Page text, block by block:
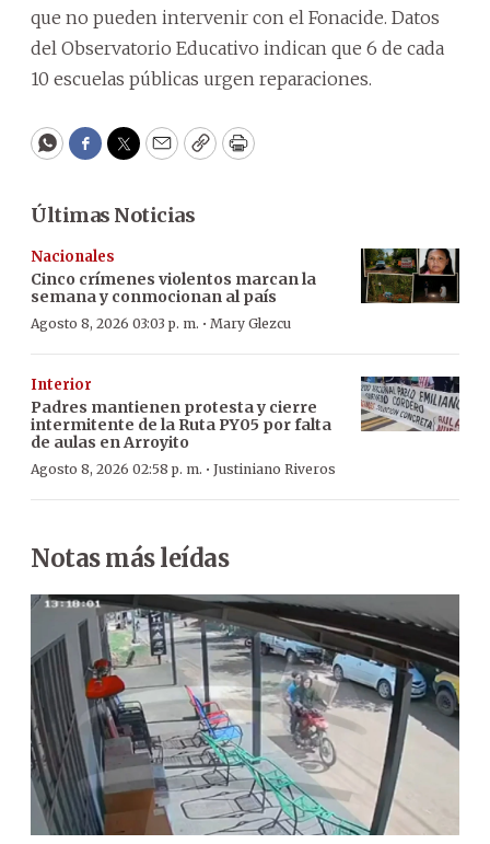
que no pueden intervenir con el Fonacide. Datos
del Observatorio Educativo indican que 6 de cada
10 escuelas públicas urgen reparaciones.
WhatsApp
Facebook
Twitter
EmailCopyPrint
Últimas Noticias
Nacionales
Cinco crímenes violentos marcan la
semana y conmocionan al país
Agosto 8, 2026 03:03 p. m. · Mary Glezcu
Interior
Padres mantienen protesta y cierre
intermitente de la Ruta PY05 por falta
de aulas en Arroyito
Agosto 8, 2026 02:58 p. m. · Justiniano Riveros
Notas más leídas